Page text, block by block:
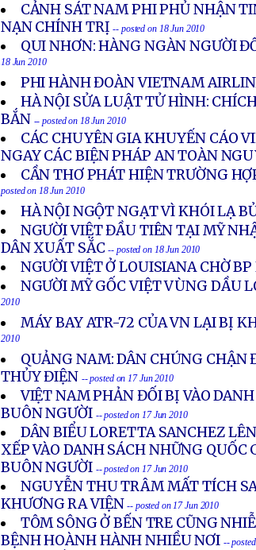
CẢNH SÁT NAM PHI PHỦ NHẬN
NẠN CHÍNH TRỊ -- posted on 18 Jun 2010
QUI NHƠN: HÀNG NGÀN NGƯỜI
18 Jun 2010
PHI HÀNH ĐOÀN VIETNAM
HÀ NỘI SỬA LUẬT TỬ HÌNH:
BẮN -- posted on 18 Jun 2010
CÁC CHUYÊN GIA KHUYẾN CÁO
NGAY CÁC BIỆN PHÁP AN TOÀN
CẦN THƠ PHÁT HIỆN TRƯỜNG
posted on 18 Jun 2010
HÀ NỘI NGỘT NGẠT VÌ KHÓI LẠ
NGƯỜI VIỆT ĐẦU TIÊN TẠI MỸ
DÂN XUẤT SẮC -- posted on 18 Jun 2010
NGƯỜI VIỆT Ở LOUISIANA CHỜ
NGƯỜI MỸ GỐC VIỆT VÙNG DẦU
2010
MÁY BAY ATR-72 CỦA VN LẠI BỊ
2010
QUẢNG NAM: DÂN CHÚNG CHẬN
THỦY ĐIỆN -- posted on 17 Jun 2010
VIỆT NAM PHẢN ĐỐI BỊ VÀO
BUÔN NGƯỜI -- posted on 17 Jun 2010
DÂN BIỂU LORETTA SANCHEZ
XẾP VÀO DANH SÁCH NHỮNG
BUÔN NGƯỜI -- posted on 17 Jun 2010
NGUYỄN THU TRÂM MẤT TÍCH
KHƯƠNG RA VIỆN -- posted on 17 Jun 2010
TÔM SÔNG Ở BẾN TRE CŨNG
BỆNH HOÀNH HÀNH NHIỀU NƠI --